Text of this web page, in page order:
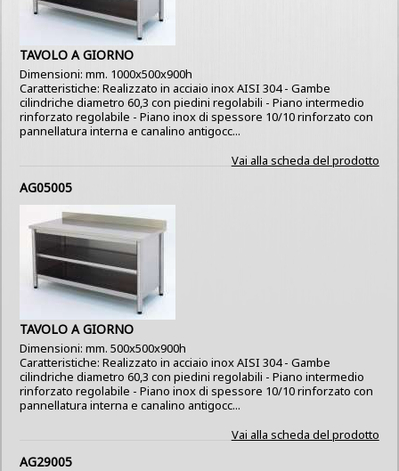
TAVOLO A GIORNO
Dimensioni: mm. 1000x500x900h
Caratteristiche: Realizzato in acciaio inox AISI 304 - Gambe
cilindriche diametro 60,3 con piedini regolabili - Piano intermedio
rinforzato regolabile - Piano inox di spessore 10/10 rinforzato con
pannellatura interna e canalino antigocc...
Vai alla scheda del prodotto
AG05005
TAVOLO A GIORNO
Dimensioni: mm. 500x500x900h
Caratteristiche: Realizzato in acciaio inox AISI 304 - Gambe
cilindriche diametro 60,3 con piedini regolabili - Piano intermedio
rinforzato regolabile - Piano inox di spessore 10/10 rinforzato con
pannellatura interna e canalino antigocc...
Vai alla scheda del prodotto
AG29005